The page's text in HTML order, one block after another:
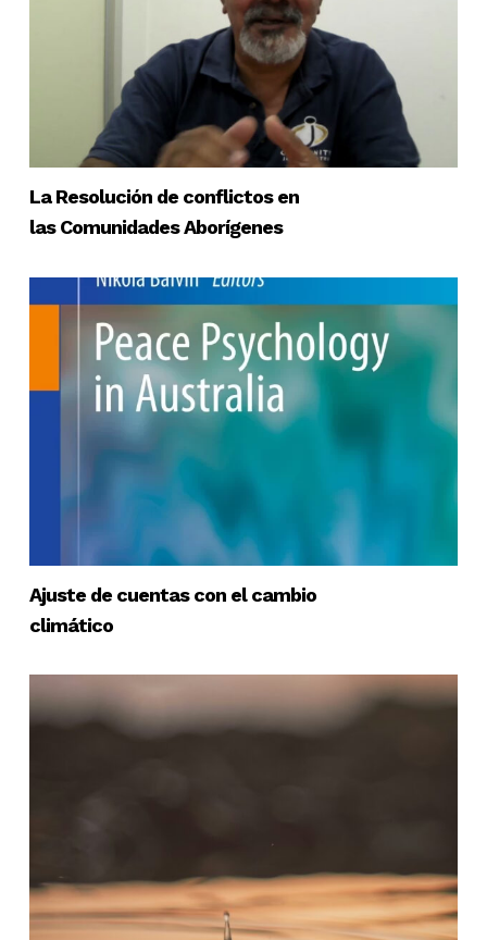
La Resolución de conflictos en
las Comunidades Aborígenes
Ajuste de cuentas con el cambio
climático